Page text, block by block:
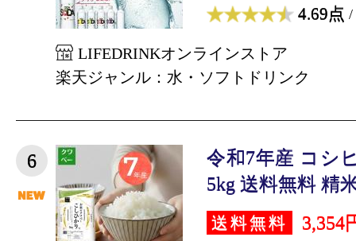
4.69点 /
LIFEDRINKオンラインストア
楽天ジャンル：水・ソフトドリンク
6
令和7年産 コシ
5kg 送料無料 精
送料無料 3,354